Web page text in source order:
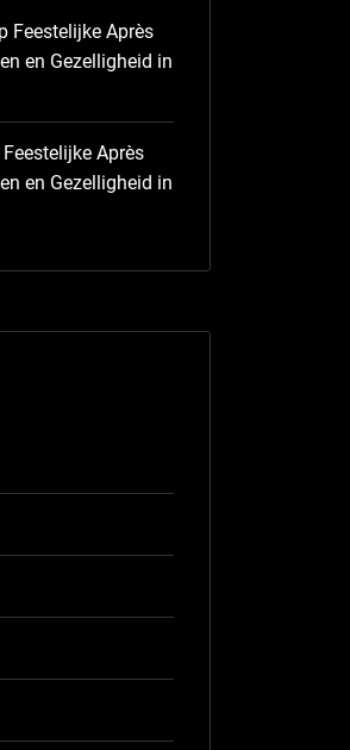
Feestelijke Après
en Gezelligheid in
Feestelijke Après
en Gezelligheid in